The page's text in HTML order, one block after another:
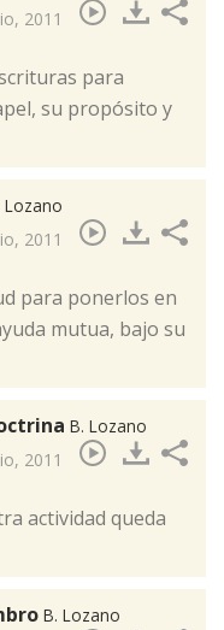
2011
para
su propósito y
Lozano
2011
para ponerlos en
mutua, bajo su
B. Lozano
2011
actividad queda
B. Lozano